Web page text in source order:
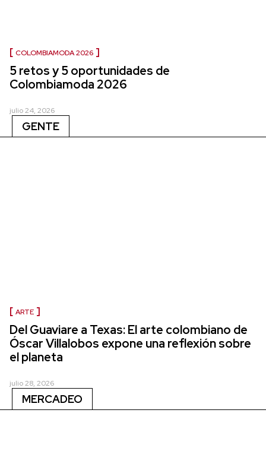
COLOMBIAMODA 2026
5 retos y 5 oportunidades de
Colombiamoda 2026
julio 24, 2026
GENTE
ARTE
Del Guaviare a Texas: El arte colombiano de
Óscar Villalobos expone una reflexión sobre
el planeta
julio 28, 2026
MERCADEO